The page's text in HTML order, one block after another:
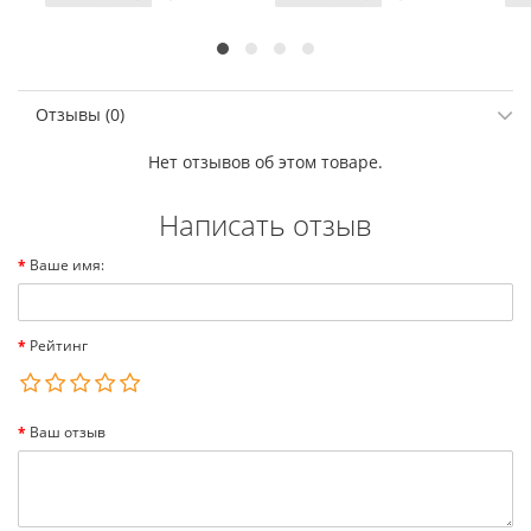
Отзывы (0)
Нет отзывов об этом товаре.
Написать отзыв
Ваше имя:
Рейтинг
Ваш отзыв